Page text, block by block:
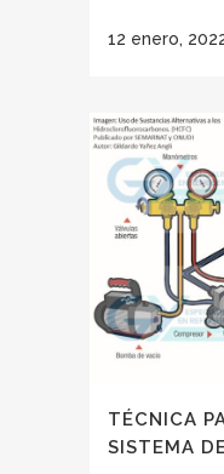
12 enero,
TÉCNICA
SISTEMA